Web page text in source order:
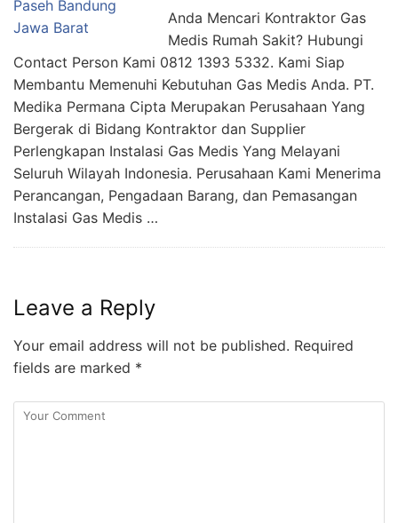
Anda Mencari Kontraktor Gas
Medis Rumah Sakit? Hubungi
Contact Person Kami 0812 1393 5332. Kami Siap
Membantu Memenuhi Kebutuhan Gas Medis Anda. PT.
Medika Permana Cipta Merupakan Perusahaan Yang
Bergerak di Bidang Kontraktor dan Supplier
Perlengkapan Instalasi Gas Medis Yang Melayani
Seluruh Wilayah Indonesia. Perusahaan Kami Menerima
Perancangan, Pengadaan Barang, dan Pemasangan
Instalasi Gas Medis …
Leave a Reply
Your email address will not be published. Required
fields are marked *